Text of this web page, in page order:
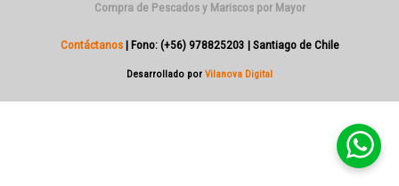
Compra de Pescados y Mariscos por Mayor
Contáctanos| Fono: (+56) 978825203 | Santiago de Chile
Desarrollado por Vilanova Digital